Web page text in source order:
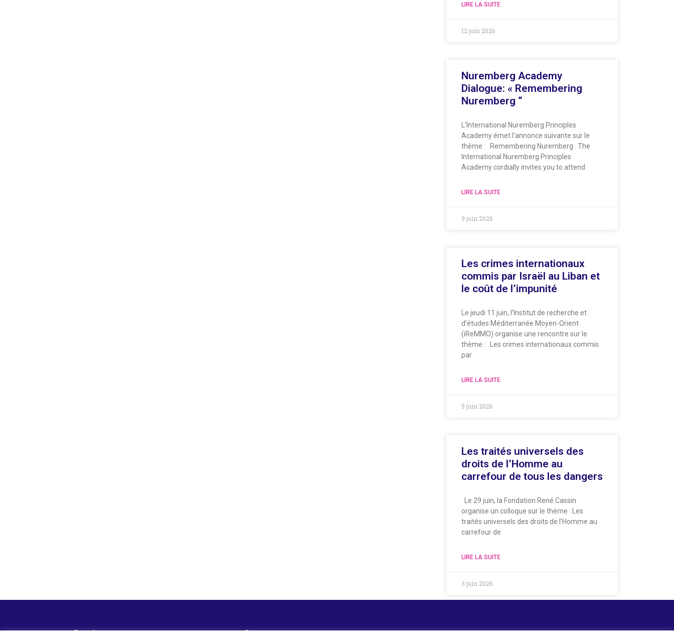
LIRE LA SUITE
12 juin 2026
Nuremberg Academy
Dialogue: « Remembering
Nuremberg “
L’International Nuremberg Principles
Academy émet l’annonce suivante sur le
thème : Remembering Nuremberg The
International Nuremberg Principles
Academy cordially invites you to attend
LIRE LA SUITE
9 juin 2026
Les crimes internationaux
commis par Israël au Liban et
le coût de l’impunité
Le jeudi 11 juin, l’Institut de recherche et
d’études Méditerranée Moyen-Orient
(iReMMO) organise une rencontre sur le
thème : Les crimes internationaux commis
par
LIRE LA SUITE
5 juin 2026
Les traités universels des
droits de l’Homme au
carrefour de tous les dangers
Le 29 juin, la Fondation René Cassin
organise un colloque sur le thème : Les
traités universels des droits de l’Homme au
carrefour de
LIRE LA SUITE
3 juin 2026